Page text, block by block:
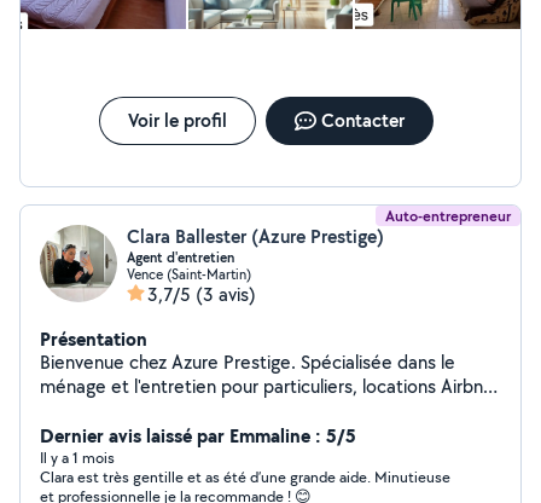
Voir le profil Contacter
Auto-entrepreneur
Clara Ballester (Azure Prestige)
Agent d'entretien
Vence (Saint-Martin)
3,7/5 (3 avis)
Présentation
Bienvenue chez Azure Prestige. Spécialisée dans le
ménage et l'entretien pour particuliers, locations Airbnb,
je propose des prestations de qualité adaptées à vos
besoins : ménage régulier ou ponctuel, nettoyage de
vitres, entretien de locations saisonnières et locaux
Dernier avis laissé par Emmaline : 5/5
Il y a 1 mois
Clara est très gentille et as été d’une grande aide. Minutieuse
et professionnelle je la recommande ! 😊